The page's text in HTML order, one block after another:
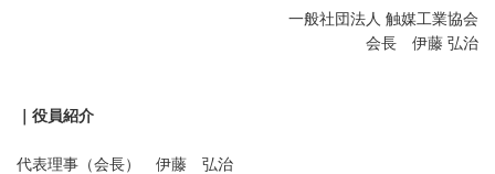
一般社団法人 触媒工業協会
会長 伊藤 弘治
｜役員紹介
代表理事（会長） 伊藤 弘治